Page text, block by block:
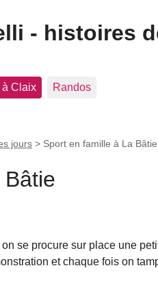
- histoires
à Claix Randos
jours > Sport en famille à La Bâtie
se procure sur place une
et chaque fois on